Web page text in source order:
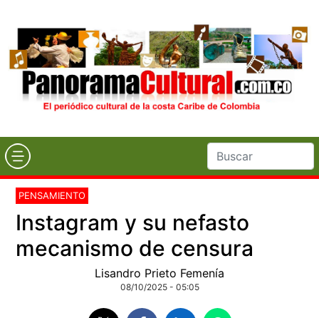
PENSAMIENTO
Instagram y su nefasto
mecanismo de censura
Lisandro Prieto Femenía
08/10/2025 - 05:05